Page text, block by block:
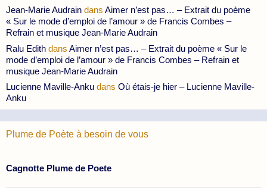
Jean-Marie Audrain dans Aimer n’est pas… – Extrait du poème
« Sur le mode d’emploi de l’amour » de Francis Combes –
Refrain et musique Jean-Marie Audrain
Ralu Edith dans Aimer n’est pas… – Extrait du poème « Sur le
mode d’emploi de l’amour » de Francis Combes – Refrain et
musique Jean-Marie Audrain
Lucienne Maville-Anku dans Où étais-je hier – Lucienne Maville-
Anku
Plume de Poète à besoin de vous
Cagnotte Plume de Poete